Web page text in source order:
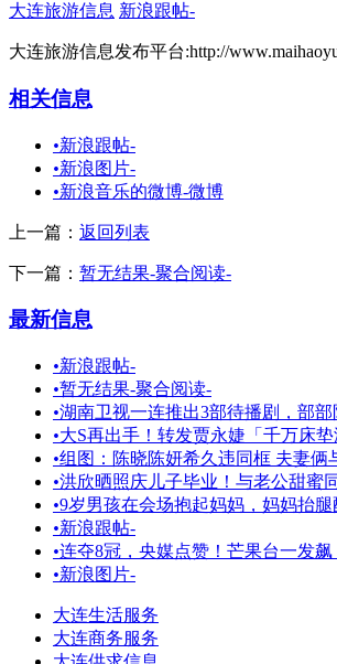
大连旅游信息 新浪跟帖-
大连旅游信息发布平台:http://
相关信息
•新浪跟帖-
•新浪图片-
•新浪音乐的微博-微博
上一篇： 返回列表
下一篇： 暂无结果-聚合阅读-
最新信息
•新浪跟帖-
•暂无结果-聚合阅读-
•湖南卫视一连推出3部待播剧，部部
•大S再出手！转发贾永婕「千万床垫
•组图：陈晓陈妍希久违同框 夫妻俩
•洪欣晒照庆儿子毕业！与老公甜蜜
•9岁男孩在会场抱起妈妈，妈妈抬腿
•新浪跟帖-
•连夺8冠，央媒点赞！芒果台一发飙
•新浪图片-
大连生活服务
大连商务服务